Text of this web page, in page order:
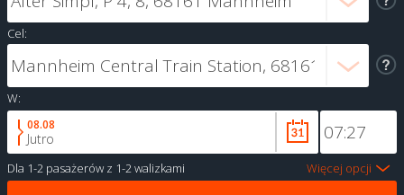
Cel:
W:
08.08
Jutro
Dla 1-2 pasażerów z 1-2 walizkami Więcej opcji